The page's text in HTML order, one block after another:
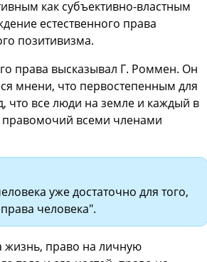
как субъективно-властным
естественного права
позитивизма.
права высказывал Г. Роммен. Он
мнени, что первостепенным для
что все люди на земле и каждый в
правомочий всеми членами
уже достаточно для того,
человека".
жизнь, право на личную